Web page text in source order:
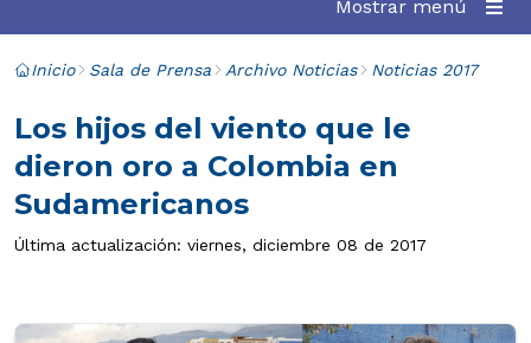
Mostrar menú
Inicio Sala de Prensa Archivo Noticias Noticias 2017
Los hijos del viento que le
dieron oro a Colombia en
Sudamericanos
Última actualización: viernes, diciembre 08 de 2017